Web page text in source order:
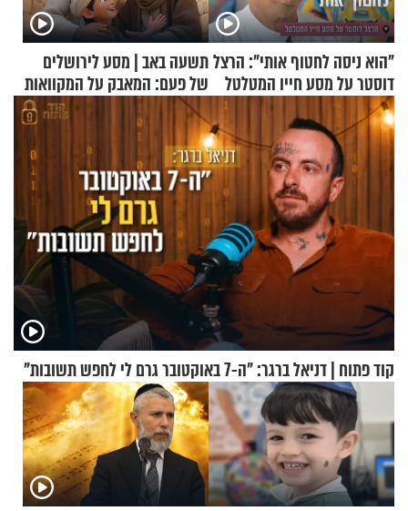
"הוא ניסה לחטוף אותי": הרצל
דוסטר על מסע חייו המטלטל
תשעה באב | מסע לירושלים
של פעם: המאבק על המקוואות
קוד פתוח | דניאל ברגר: "ה-7 באוקטובר גרם לי לחפש תשובות"